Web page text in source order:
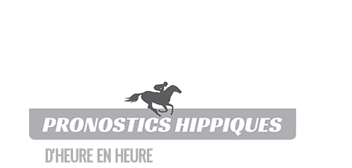
D'HEURE EN HEURE